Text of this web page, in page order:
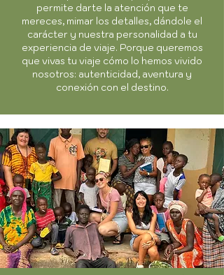
permite darte la atención que te
mereces, mimar los detalles, dándole el
carácter y nuestra personalidad a tu
experiencia de viaje. Porque queremos
que vivas tu viaje cómo lo hemos vivido
nosotros: autenticidad, aventura y
conexión con el destino.